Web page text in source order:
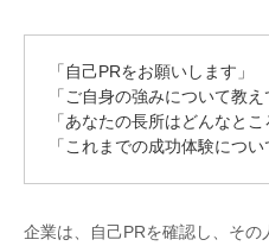
「自己PRをお願いします」
「ご自身の強みについて教え
「あなたの長所はどんなとこ
「これまでの成功体験につい
企業は、自己PRを確認し、そ